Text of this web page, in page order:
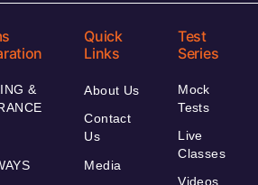
&
Quick
Links
About Us
Contact
Us
Media
Test
Series
Mock
Tests
Live
Classes
Videos